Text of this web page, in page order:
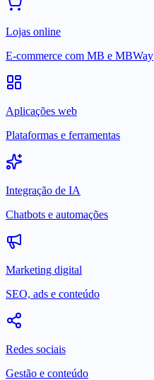
Lojas online
E-commerce com MB e MBWay
Aplicações web
Plataformas e ferramentas
Integração de IA
Chatbots e automações
Marketing digital
SEO, ads e conteúdo
Redes sociais
Gestão e conteúdo